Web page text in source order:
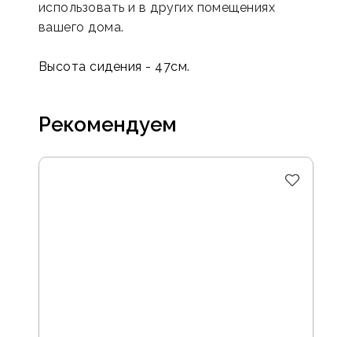
использовать и в других помещениях
вашего дома.
Высота сидения - 47см.
Рекомендуем